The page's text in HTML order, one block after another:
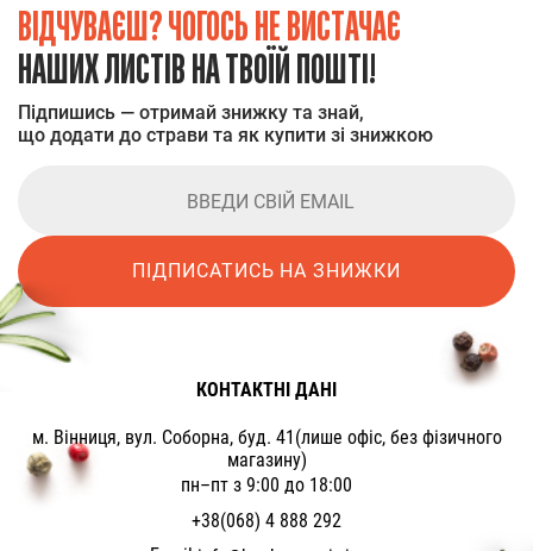
ВІДЧУВАЄШ? ЧОГОСЬ НЕ ВИСТАЧАЄ
НАШИХ ЛИСТІВ НА ТВОЇЙ ПОШТІ!
Підпишись — отримай знижку та знай,
що додати до страви та як купити зі знижкою
ПІДПИСАТИСЬ НА ЗНИЖКИ
КОНТАКТНІ ДАНІ
м. Вінниця, вул. Соборна, буд. 41(лише офіс, без фізичного
магазину)
пн–пт з 9:00 до 18:00
+38(068) 4 888 292